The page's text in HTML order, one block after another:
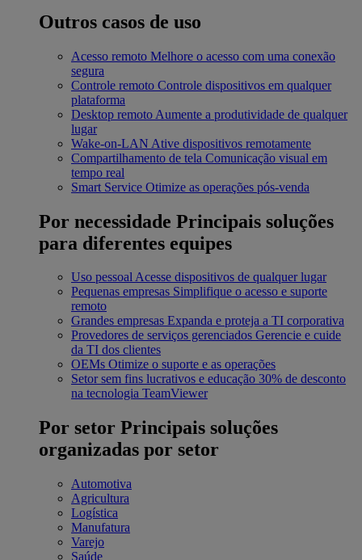
Outros casos de uso
Acesso remoto Melhore o acesso com uma conexão
segura
Controle remoto Controle dispositivos em qualquer
plataforma
Desktop remoto Aumente a produtividade de qualquer
lugar
Wake-on-LAN Ative dispositivos remotamente
Compartilhamento de tela Comunicação visual em
tempo real
Smart Service Otimize as operações pós-venda
Por necessidade Principais soluções
para diferentes equipes
Uso pessoalAcesse dispositivos de qualquer lugar
Pequenas empresas Simplifique o acesso e suporte
remoto
Grandes empresas Expanda e proteja a TI corporativa
Provedores de serviços gerenciados Gerencie e cuide
da TI dos clientes
OEMs Otimize o suporte e as operações
Setor sem fins lucrativos e educação 30% de desconto
na tecnologia TeamViewer
Por setor Principais soluções
organizadas por setor
Automotiva
Agricultura
Logística
Manufatura
Varejo
Saúde